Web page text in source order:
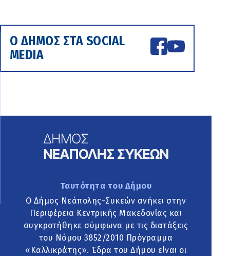
Ο ΔΗΜΟΣ ΣΤΑ SOCIAL
MEDIA
Ταυτότητα του Δήμου
Ο Δήμος Νεάπολης-Συκεών ανήκει στην
Περιφέρεια Κεντρικής Μακεδονίας και
συγκροτήθηκε σύμφωνα με τις διατάξεις
του Νόμου 3852/2010 Πρόγραμμα
«Καλλικράτης». Έδρα του Δήμου είναι οι